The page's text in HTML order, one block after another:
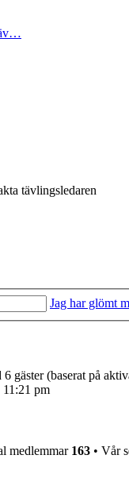
tävlingsledaren
Jag har glömt
gäster (baserat på
pm
medlemmar 163 • Vår